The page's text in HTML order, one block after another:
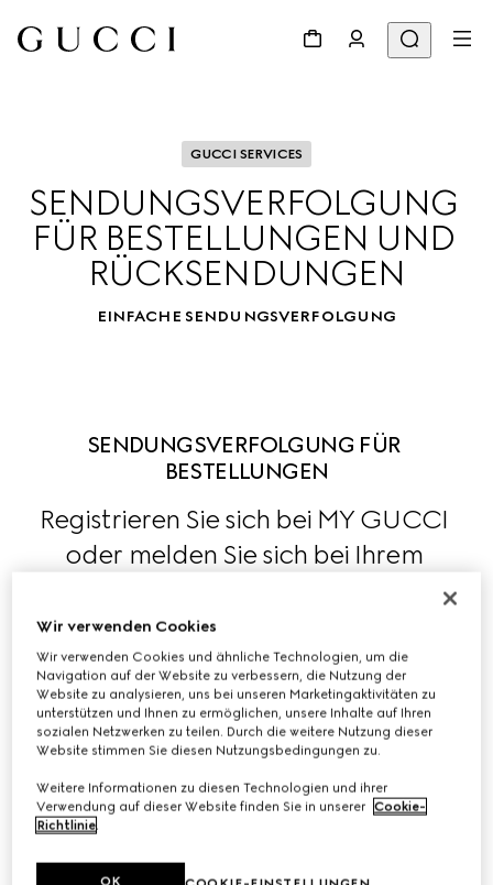
GUCCI SERVICES
SENDUNGSVERFOLGUNG
FÜR BESTELLUNGEN UND
RÜCKSENDUNGEN
EINFACHE SENDUNGSVERFOLGUNG
SENDUNGSVERFOLGUNG FÜR
BESTELLUNGEN
Registrieren Sie sich bei MY GUCCI
oder melden Sie sich bei Ihrem
Account an und gehen Sie zu Ihrem
Bestellverlauf, um Ihre bestellten
Artikel in jeder Versandphase im Blick
zu behalten.
MEINEN BESTELLVERLAUF ANSEHEN
Alternativ können Sie Ihre Bestellung auch über den Link
Wir verwenden Cookies
Wir verwenden Cookies und ähnliche Technologien, um die
Navigation auf der Website zu verbessern, die Nutzung der
Website zu analysieren, uns bei unseren Marketingaktivitäten zu
unterstützen und Ihnen zu ermöglichen, unsere Inhalte auf Ihren
sozialen Netzwerken zu teilen. Durch die weitere Nutzung dieser
Website stimmen Sie diesen Nutzungsbedingungen zu.
Weitere Informationen zu diesen Technologien und ihrer
Verwendung auf dieser Website finden Sie in unserer Cookie-
Richtlinie.
OK